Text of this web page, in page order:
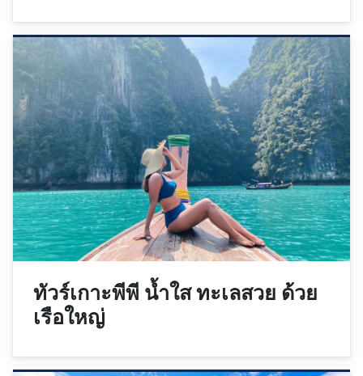
ทัวร์เกาะพีพี น้ำใส ทะเลสวย ด้วย
เรือใหญ่